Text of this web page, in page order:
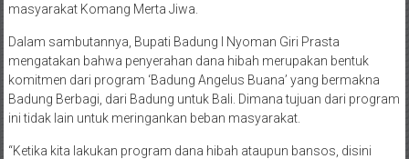
masyarakat Komang Merta Jiwa.
Dalam sambutannya, Bupati Badung I Nyoman Giri Prasta
mengatakan bahwa penyerahan dana hibah merupakan bentuk
komitmen dari program ‘Badung Angelus Buana’ yang bermakna
Badung Berbagi, dari Badung untuk Bali. Dimana tujuan dari program
ini tidak lain untuk meringankan beban masyarakat.
“Ketika kita lakukan program dana hibah ataupun bansos, disini